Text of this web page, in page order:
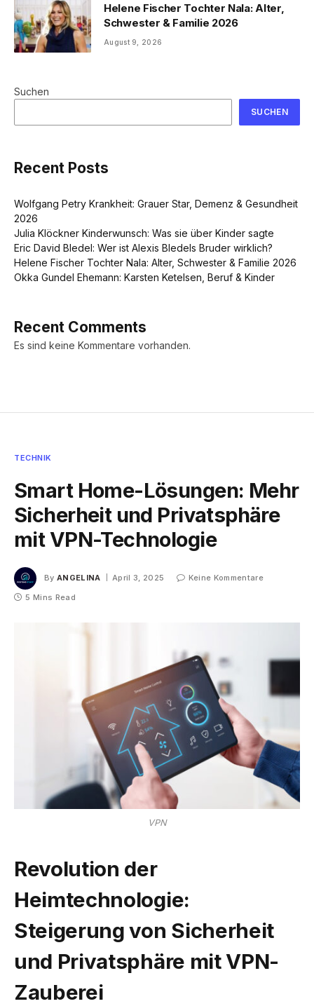
Helene Fischer Tochter Nala: Alter,
Schwester & Familie 2026
August 9, 2026
Suchen
SUCHEN
Recent Posts
Wolfgang Petry Krankheit: Grauer Star, Demenz & Gesundheit
2026
Julia Klöckner Kinderwunsch: Was sie über Kinder sagte
Eric David Bledel: Wer ist Alexis Bledels Bruder wirklich?
Helene Fischer Tochter Nala: Alter, Schwester & Familie 2026
Okka Gundel Ehemann: Karsten Ketelsen, Beruf & Kinder
Recent Comments
Es sind keine Kommentare vorhanden.
TECHNIK
Smart Home-Lösungen: Mehr
Sicherheit und Privatsphäre
mit VPN-Technologie
By ANGELINA April 3, 2025
Keine Kommentare
5 Mins Read
VPN
Revolution der
Heimtechnologie:
Steigerung von Sicherheit
und Privatsphäre mit VPN-
Zauberei